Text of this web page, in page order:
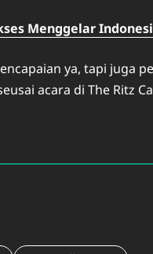
Menggelar
ya, tapi juga
acara di The Ritz